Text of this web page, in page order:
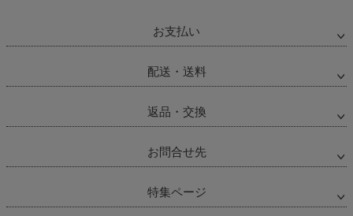
お支払い
配送・送料
返品・交換
お問合せ先
特集ページ